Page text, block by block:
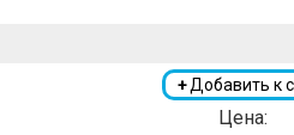
+Добавить к
Цена: